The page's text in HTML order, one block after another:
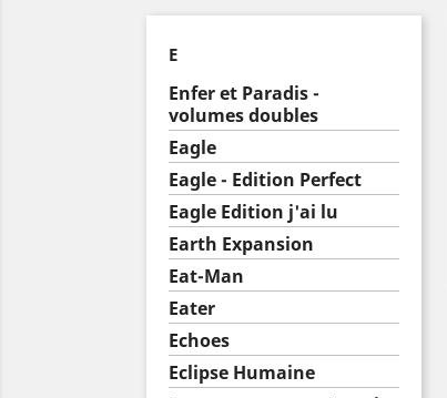
E
Enfer et Paradis -
volumes doubles
Eagle
Eagle - Edition Perfect
Eagle Edition j'ai lu
Earth Expansion
Eat-Man
Eater
Echoes
Eclipse Humaine